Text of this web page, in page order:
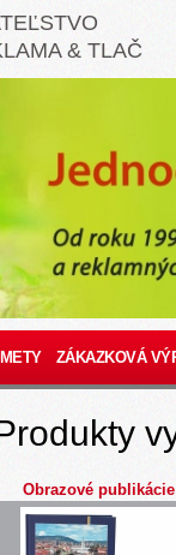
& TLAČ
ZÁKAZKOVÁ
Obrazové publikácie